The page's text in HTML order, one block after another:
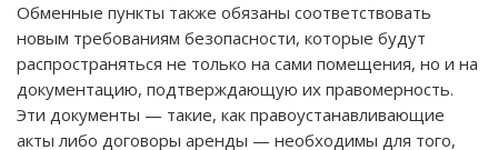
Обменные пункты также обязаны соответствовать
новым требованиям безопасности, которые будут
распространяться не только на сами помещения, но и на
документацию, подтверждающую их правомерность.
Эти документы — такие, как правоустанавливающие
акты либо договоры аренды — необходимы для того,